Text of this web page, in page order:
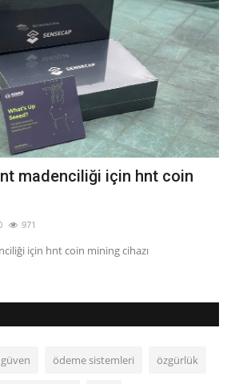
madenciliği için hnt coin
971
için hnt coin mining cihazı
ödeme sistemleri özgürlük